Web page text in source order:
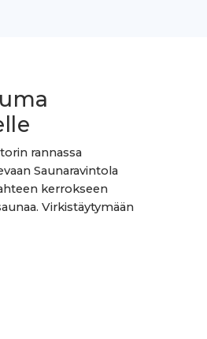
rannassa
Saunaravintola
kerrokseen
Virkistäytymään